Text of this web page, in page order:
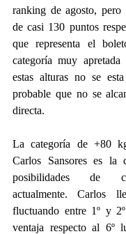
ranking de agosto, pero
de casi 130 puntos
que representa el
categoría muy
estas alturas no se
probable que no se
directa.
La categoría de +80
Carlos Sansores es la
posibilidades de
actualmente. Carlos
fluctuando entre 1º y
ventaja respecto al 6º